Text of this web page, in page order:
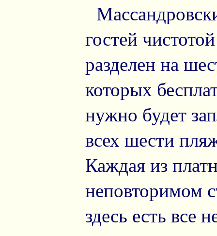
гостей
разделен на
которых
нужно будет
всех шести
Каждая из
неповторимом
здесь есть все